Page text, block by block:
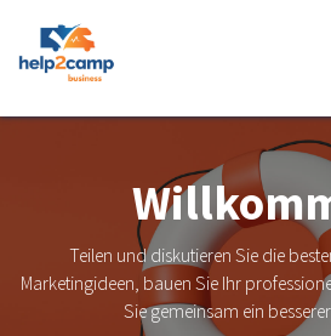
Teilen und diskutieren Sie die
Marketingideen, bauen Sie Ihr
Sie gemeinsam ein